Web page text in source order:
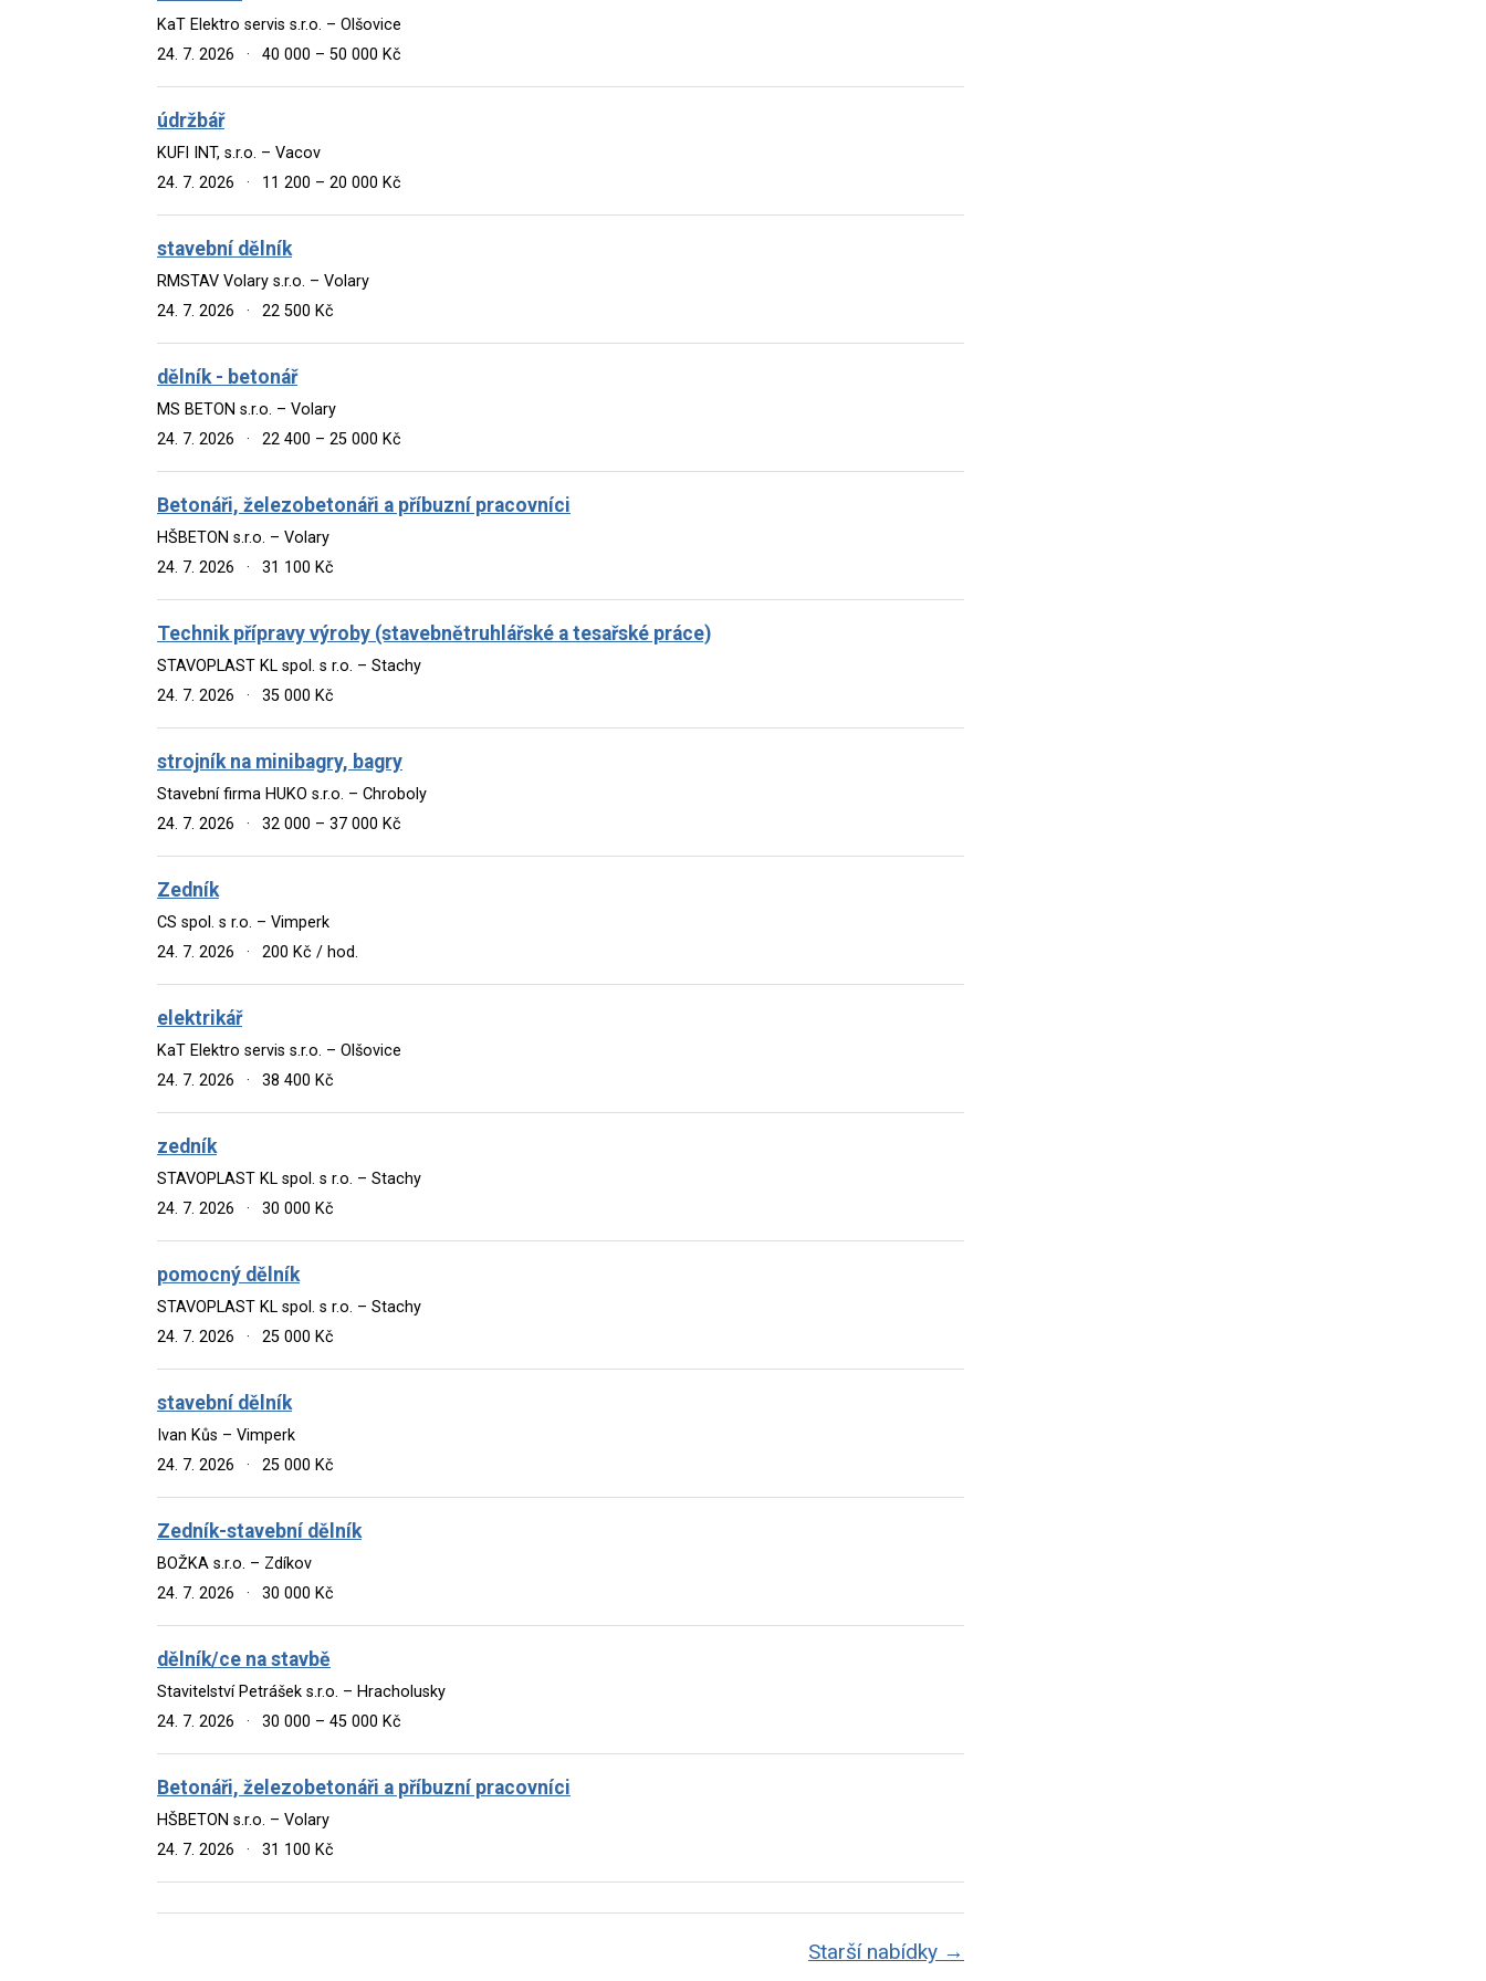
KaT Elektro servis s.r.o. – Olšovice
24. 7. 2026
· 40 000 – 50 000 Kč
údržbář
KUFI INT, s.r.o. – Vacov
24. 7. 2026
· 11 200 – 20 000 Kč
stavební dělník
RMSTAV Volary s.r.o. – Volary
24. 7. 2026
· 22 500 Kč
dělník - betonář
MS BETON s.r.o. – Volary
24. 7. 2026
· 22 400 – 25 000 Kč
Betonáři, železobetonáři a příbuzní pracovníci
HŠBETON s.r.o. – Volary
24. 7. 2026
· 31 100 Kč
Technik přípravy výroby (stavebnětruhlářské a tesařské práce)
STAVOPLAST KL spol. s r.o. – Stachy
24. 7. 2026
· 35 000 Kč
strojník na minibagry, bagry
Stavební firma HUKO s.r.o. – Chroboly
24. 7. 2026
· 32 000 – 37 000 Kč
Zedník
CS spol. s r.o. – Vimperk
24. 7. 2026
· 200 Kč / hod.
elektrikář
KaT Elektro servis s.r.o. – Olšovice
24. 7. 2026
· 38 400 Kč
zedník
STAVOPLAST KL spol. s r.o. – Stachy
24. 7. 2026
· 30 000 Kč
pomocný dělník
STAVOPLAST KL spol. s r.o. – Stachy
24. 7. 2026
· 25 000 Kč
stavební dělník
Ivan Kůs – Vimperk
24. 7. 2026
· 25 000 Kč
Zedník-stavební dělník
BOŽKA s.r.o. – Zdíkov
24. 7. 2026
· 30 000 Kč
dělník/ce na stavbě
Stavitelství Petrášek s.r.o. – Hracholusky
24. 7. 2026
· 30 000 – 45 000 Kč
Betonáři, železobetonáři a příbuzní pracovníci
HŠBETON s.r.o. – Volary
24. 7. 2026
· 31 100 Kč
Starší nabídky →